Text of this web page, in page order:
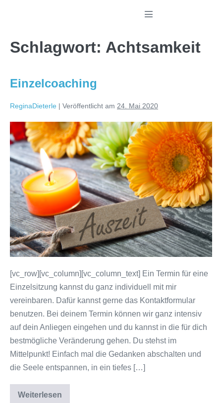
Schlagwort: Achtsamkeit
Einzelcoaching
ReginaDieterle | Veröffentlicht am 24. Mai 2020
Einzelcoaching
[vc_row][vc_column][vc_column_text] Ein Termin für eine
Einzelsitzung kannst du ganz individuell mit mir
vereinbaren. Dafür kannst gerne das Kontaktformular
benutzen. Bei deinem Termin können wir ganz intensiv
auf dein Anliegen eingehen und du kannst in die für dich
bestmögliche Veränderung gehen. Du stehst im
Mittelpunkt! Einfach mal die Gedanken abschalten und
die Seele entspannen, in ein tiefes […]
WeiterlesenEinzelcoaching